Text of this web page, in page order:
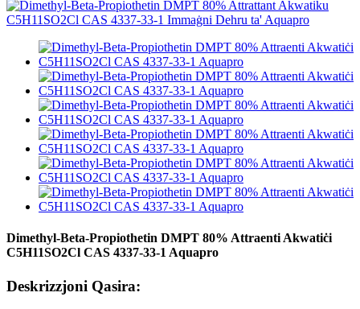
Dimethyl-Beta-Propiothetin DMPT 80% Attraenti Akwatiċi
C5H11SO2Cl CAS 4337-33-1 Aquapro
Deskrizzjoni Qasira: